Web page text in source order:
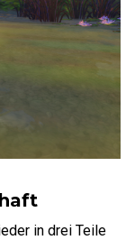
in drei Teile